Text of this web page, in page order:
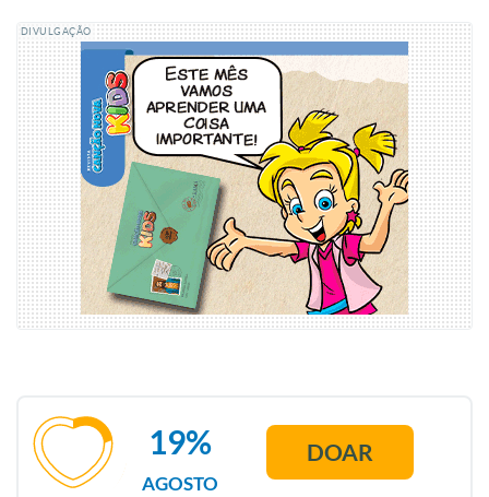
DIVULGAÇÃO
AGOSTO
19% DOAR